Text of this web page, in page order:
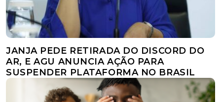
JANJA PEDE RETIRADA DO DISCORD DO
AR, E AGU ANUNCIA AÇÃO PARA
SUSPENDER PLATAFORMA NO BRASIL